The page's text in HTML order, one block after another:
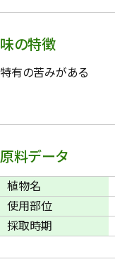
味の特徴
特有の苦みがある
原料データ
植物名
使用部位
採取時期